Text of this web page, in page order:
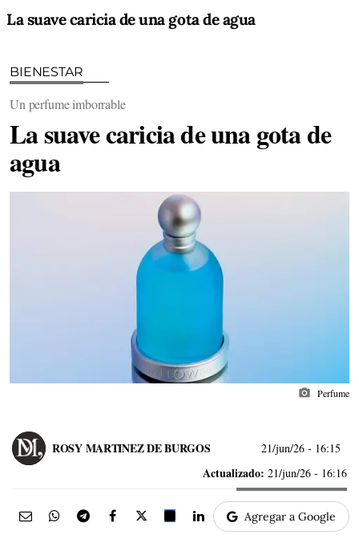
La suave caricia de una gota de agua
BIENESTAR
Un perfume imborrable
La suave caricia de una gota de
agua
photo_camera Perfume
ROSY MARTINEZ DE BURGOS 21/jun/26 - 16:15
Actualizado: 21/jun/26 - 16:16
Agregar a Google